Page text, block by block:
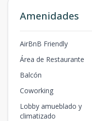
Amenidades
AirBnB Friendly
Área de Restaurante
Balcón
Coworking
Lobby amueblado y
climatizado